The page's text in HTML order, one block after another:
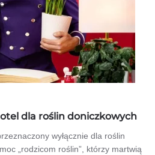
dla roślin doniczkowych
wyłącznie dla roślin
„rodzicom roślin”, którzy martwią